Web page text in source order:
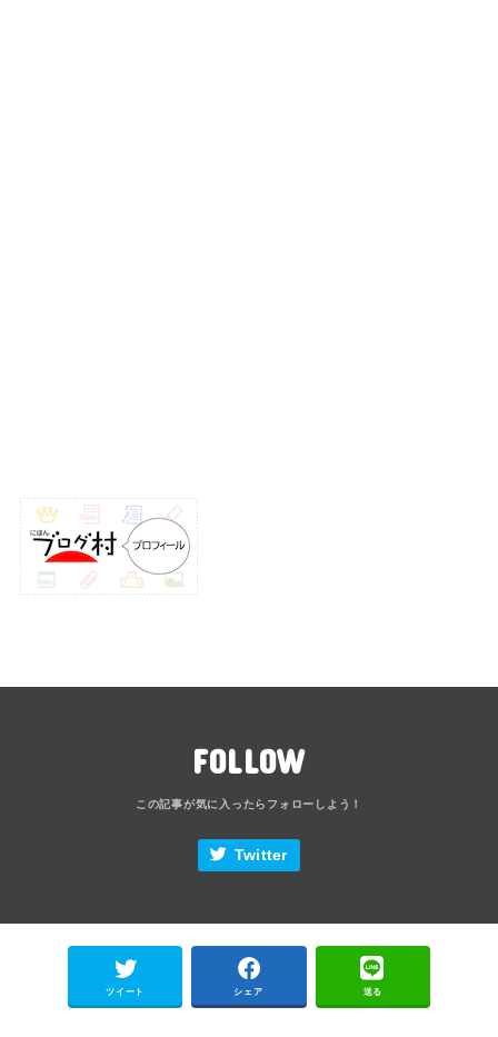
FOLLOW
Twitter
ツイート シェア 送る